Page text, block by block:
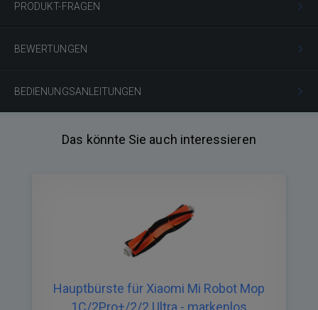
PRODUKT-FRAGEN
BEWERTUNGEN
BEDIENUNGSANLEITUNGEN
Das könnte Sie auch interessieren
Hauptbürste für Xiaomi Mi Robot Mop
1C/2Pro+/2/2 Ultra - markenlos